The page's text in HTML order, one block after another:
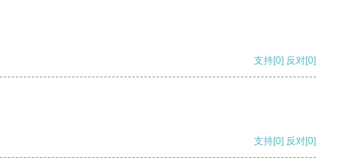
支持[0] 反对[0]
支持[0] 反对[0]